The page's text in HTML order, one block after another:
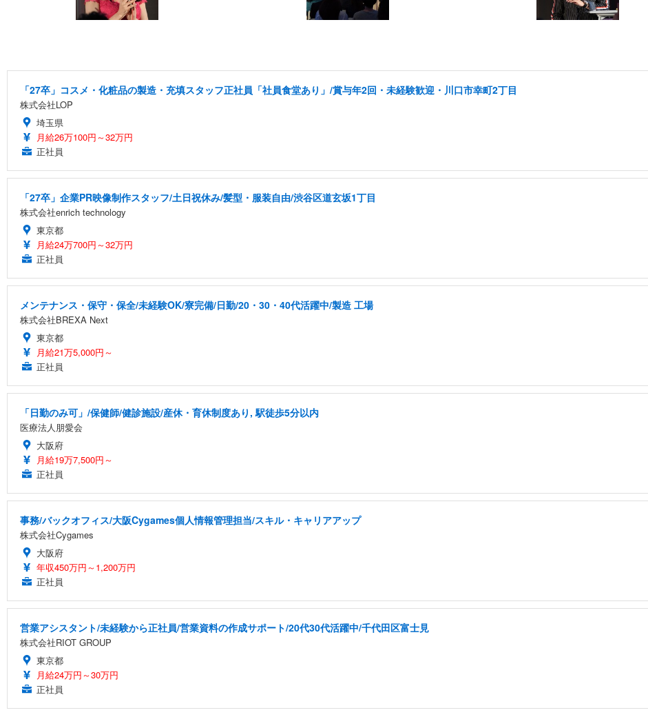
「27卒」コスメ・化粧品の製造・充填スタッフ正社員「社員食堂あり」/賞与年2回・未経験歓迎・川口市幸町2丁目
株式会社LOP
埼玉県
月給26万100円～32万円
正社員
「27卒」企業PR映像制作スタッフ/土日祝休み/髪型・服装自由/渋谷区道玄坂1丁目
株式会社enrich technology
東京都
月給24万700円～32万円
正社員
メンテナンス・保守・保全/未経験OK/寮完備/日勤/20・30・40代活躍中/製造 工場
株式会社BREXA Next
東京都
月給21万5,000円～
正社員
「日勤のみ可」/保健師/健診施設/産休・育休制度あり, 駅徒歩5分以内
医療法人朋愛会
大阪府
月給19万7,500円～
正社員
事務/バックオフィス/大阪Cygames個人情報管理担当/スキル・キャリアアップ
株式会社Cygames
大阪府
年収450万円～1,200万円
正社員
営業アシスタント/未経験から正社員/営業資料の作成サポート/20代30代活躍中/千代田区富士見
株式会社RIOT GROUP
東京都
月給24万円～30万円
正社員